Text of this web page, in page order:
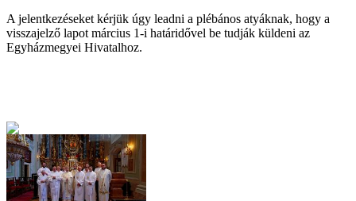
A jelentkezéseket kérjük úgy leadni a plébános atyáknak, hogy a
visszajelző lapot március 1-i határidővel be tudják küldeni az
Egyházmegyei Hivatalhoz.